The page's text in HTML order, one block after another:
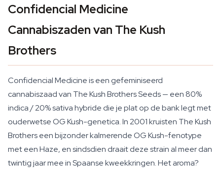
Confidencial Medicine
Cannabiszaden van The Kush
Brothers
Confidencial Medicine is een gefeminiseerd
cannabiszaad van The Kush Brothers Seeds — een 80%
indica / 20% sativa hybride die je plat op de bank legt met
ouderwetse OG Kush-genetica. In 2001 kruisten The Kush
Brothers een bijzonder kalmerende OG Kush-fenotype
met een Haze, en sindsdien draait deze strain al meer dan
twintig jaar mee in Spaanse kweekkringen. Het aroma?